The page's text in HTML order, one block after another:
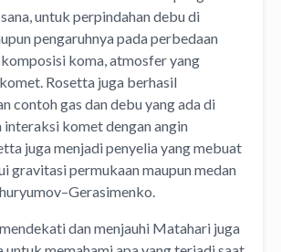
untuk perpindahan debu di
pengaruhnya pada perbedaan
koma, atmosfer yang
Rosetta juga berhasil
contoh gas dan debu yang ada di
interaksi komet dengan angin
juga menjadi penyelia yang mebuat
gravitasi permukaan maupun medan
dan menjauhi Matahari juga